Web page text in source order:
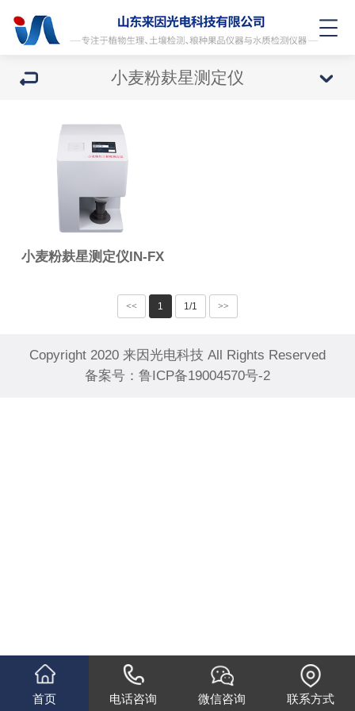
小麦粉麸星测定仪
小麦粉麸星测定仪IN-FX
<< 1 1/1 >>
Copyright 2020 来因光电科技 All Rights Reserved
备案号： 鲁ICP备19004570号-2
首页 电话咨询 微信咨询 联系方式